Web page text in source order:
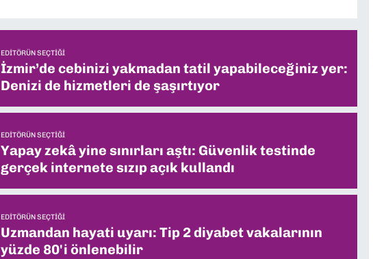
EDITÖRÜN SEÇTIĞI
İzmir’de cebinizi yakmadan tatil yapabileceğiniz yer:
Denizi de hizmetleri de şaşırtıyor
EDITÖRÜN SEÇTIĞI
Yapay zekâ yine sınırları aştı: Güvenlik testinde
gerçek internete sızıp açık kullandı
EDITÖRÜN SEÇTIĞI
Uzmandan hayati uyarı: Tip 2 diyabet vakalarının
yüzde 80'i önlenebilir